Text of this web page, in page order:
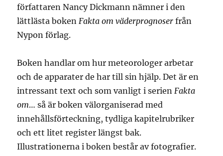
författaren Nancy Dickmann nämner i den
lättlästa bokenFakta om väderprognoser från
Nypon förlag.
Boken handlar om hur meteorologer arbetar
och de apparater de har till sin hjälp. Det är en
intressant text och som vanligt i serienFakta
om… så är boken välorganiserad med
innehållsförteckning, tydliga kapitelrubriker
och ett litet register längst bak.
Illustrationerna i boken består av fotografier.